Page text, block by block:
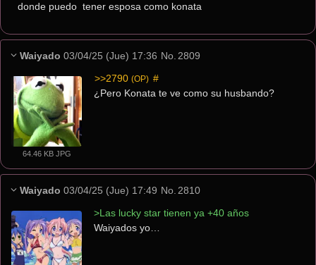
donde puedo  tener esposa como konata
Waiyado 03/04/25 (Jue) 17:36 No. 2809
64.46 KB JPG
>>2790 (OP) #
¿Pero Konata te ve como su husbando?
Waiyado 03/04/25 (Jue) 17:49 No. 2810
>Las lucky star tienen ya +40 años
Waiyados yo…